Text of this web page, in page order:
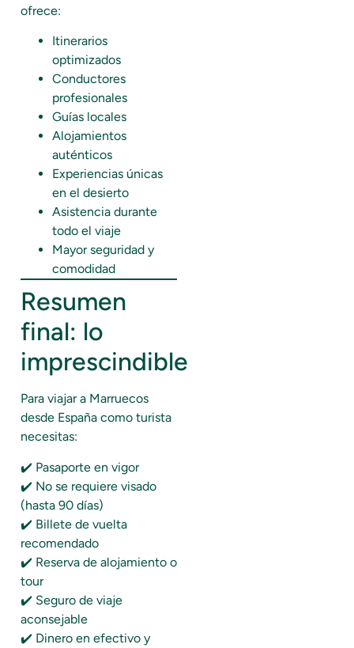
ofrece:
Itinerarios
optimizados
Conductores
profesionales
Guías locales
Alojamientos
auténticos
Experiencias únicas
en el desierto
Asistencia durante
todo el viaje
Mayor seguridad y
comodidad
Resumen
final: lo
imprescindible
Para viajar a Marruecos
desde España como turista
necesitas:
✔️ Pasaporte en vigor
✔️ No se requiere visado
(hasta 90 días)
✔️ Billete de vuelta
recomendado
✔️ Reserva de alojamiento o
tour
✔️ Seguro de viaje
aconsejable
✔️ Dinero en efectivo y